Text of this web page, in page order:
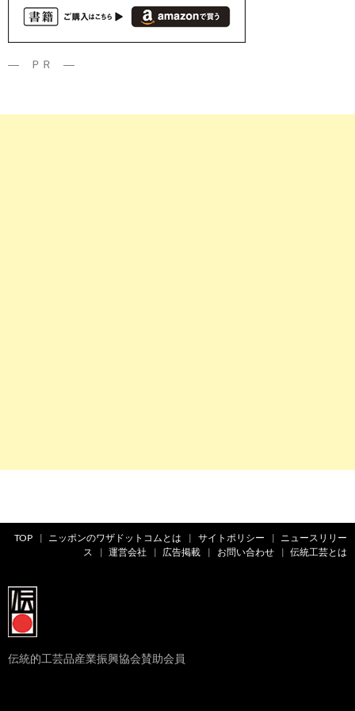
― ＰＲ ―
TOP ニッポンのワザドットコムとは サイトポリシー
ニュースリリー
ス
運営会社 広告掲載 お問い合わせ 伝統工芸とは
伝統的工芸品産業振興協会賛助会員